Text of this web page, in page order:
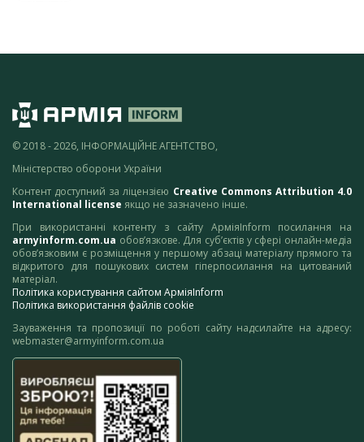
© 2018 - 2026, ІНФОРМАЦІЙНЕ АГЕНТСТВО,
Міністерство оборони України
Контент доступний за ліцензією Creative Commons Attribution 4.0
International license якщо не зазначено інше.
При використанні контенту з сайту АрміяInform посилання на
armyinform.com.ua обов’язкове. Для суб’єктів у сфері онлайн-медіа
обов’язковим є розміщення у першому абзаці матеріалу прямого та
відкритого для пошукових систем гіперпосилання на цитований
матеріал.
Політика користування сайтом АрміяInform
Політика використання файлів cookie
Зауваження та пропозиції по роботі сайту надсилайте на адресу:
webmaster@armyinform.com.ua